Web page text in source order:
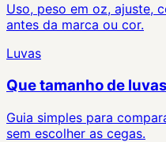
Uso, peso em oz, ajuste,
antes da marca ou cor.
Luvas
Que tamanho de
Guia simples para
sem escolher as cegas.